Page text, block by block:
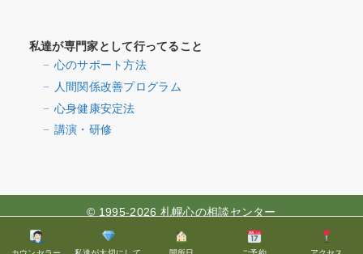
私達が専門家として行ってること
心のサポート方法
人間関係改善プログラム
心身健康安定法
講演・研修
© 1995-2026 札幌心の相談センター